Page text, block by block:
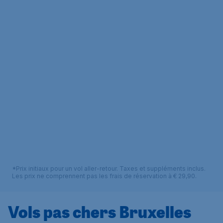
*Prix initiaux pour un vol aller-retour. Taxes et suppléments inclus.
Les prix ne comprennent pas les frais de réservation à € 29,90.
Vols pas chers Bruxelles